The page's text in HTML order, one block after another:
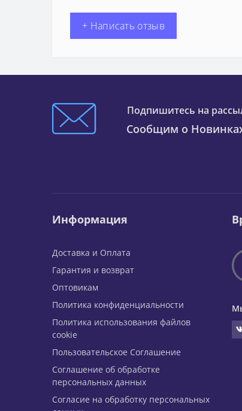
+ Написать отзыв
Подпишитесь на
Сообщим о
Информация
Доставка и Оплата
Гарантия и возврат
Оптовикам
Политика конфиденциальности
Политика использования файлов
cookie
Пользовательское Соглашение
Соглашение об обработке
персональных данных
Согласие на обработку персональных